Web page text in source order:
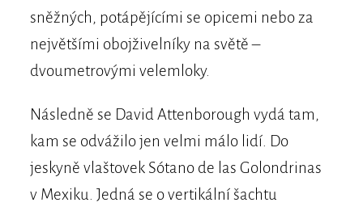
sněžných, potápějícími se opicemi nebo za
největšími obojživelníky na světě –
dvoumetrovými velemloky.
Následně se David Attenborough vydá tam,
kam se odvážilo jen velmi málo lidí. Do
jeskyně vlaštovek Sótano de las Golondrinas
v Mexiku. Jedná se o vertikální šachtu